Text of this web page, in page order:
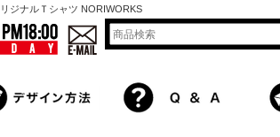
ジナルＴシャツ NORIWORKS